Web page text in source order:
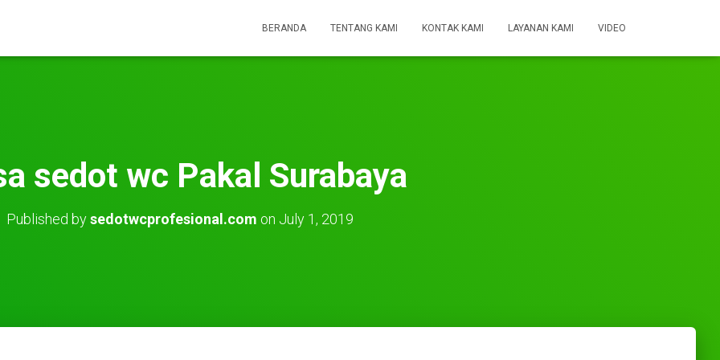
BERANDA TENTANG KAMI KONTAK KAMI LAYANAN KAMI VIDEO
sedot wc Pakal Surabaya
Published bysedotwcprofesional.com on July 1, 2019